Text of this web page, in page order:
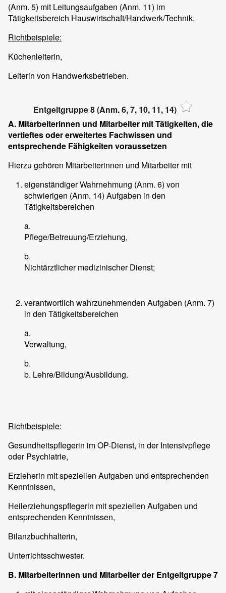
(Anm. 5) mit Leitungsaufgaben (Anm. 11) im
Tätigkeitsbereich Hauswirtschaft/Handwerk/Technik.
Richtbeispiele:
Küchenleiterin,
Leiterin von Handwerksbetrieben.
Entgeltgruppe 8 (Anm. 6, 7, 10, 11, 14)
A. Mitarbeiterinnen und Mitarbeiter mit Tätigkeiten, die
vertieftes oder erweitertes Fachwissen und
entsprechende Fähigkeiten voraussetzen
Hierzu gehören Mitarbeiterinnen und Mitarbeiter mit
eigenständiger Wahrnehmung (Anm. 6) von
schwierigen (Anm. 14) Aufgaben in den
Tätigkeitsbereichen
a.
Pflege/Betreuung/Erziehung,
b.
Nichtärztlicher medizinischer Dienst;
verantwortlich wahrzunehmenden Aufgaben (Anm. 7)
in den Tätigkeitsbereichen
a.
Verwaltung,
b.
b. Lehre/Bildung/Ausbildung.
Richtbeispiele:
Gesundheitspflegerin im OP-Dienst, in der Intensivpflege
oder Psychiatrie,
Erzieherin mit speziellen Aufgaben und entsprechenden
Kenntnissen,
Heilerziehungspflegerin mit speziellen Aufgaben und
entsprechenden Kenntnissen,
Bilanzbuchhalterin,
Unterrichtsschwester.
B. Mitarbeiterinnen und Mitarbeiter der Entgeltgruppe 7